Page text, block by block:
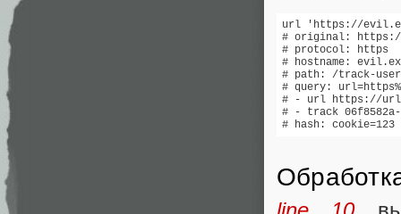
url 'https://
# original: https://
# protocol: https
# hostname:
# path: /track-
# query:
# - url https://url-
# - track 06f8582a-
# hash: cookie=123